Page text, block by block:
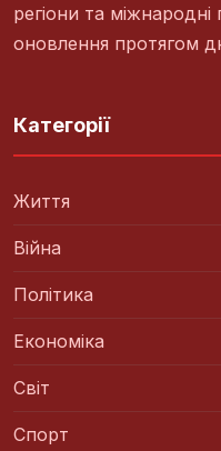
регіони та міжнародні
оновлення протягом
Категорії
Життя
Війна
Політика
Економіка
Світ
Спорт